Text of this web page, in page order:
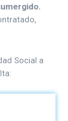
Social a